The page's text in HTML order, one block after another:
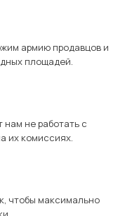
армию продавцов и
площадей.
не работать с
их комиссиях.
чтобы максимально